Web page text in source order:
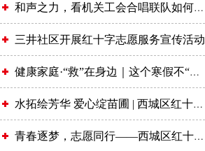
和声之力，看机关工会合唱联队如何把奋斗唱成诗
三井社区开展红十字志愿服务宣传活动
健康家庭·“救”在身边｜这个寒假不“闹海”，西城区“小哪吒们”点亮急救技能
水拓绘芳华 爱心绽苗圃 | 西城区红十字会开展妇女节活动
青春逐梦，志愿同行——西城区红十字青少年志愿服务队优秀志愿者风采（六）